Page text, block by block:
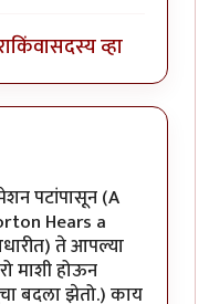
किंवासदस्य व्हा
पटांपासून (A
Hears a
ते आपल्या
माशी होऊन
बदला झेतो.) काय